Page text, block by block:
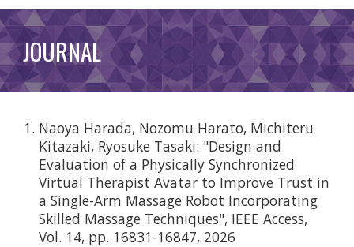
JOURNAL
Naoya Harada, Nozomu Harato, Michiteru
Kitazaki, Ryosuke Tasaki: "Design and
Evaluation of a Physically Synchronized
Virtual Therapist Avatar to Improve Trust in
a Single-Arm Massage Robot Incorporating
Skilled Massage Techniques", IEEE Access,
Vol. 14, pp. 16831-16847, 2026